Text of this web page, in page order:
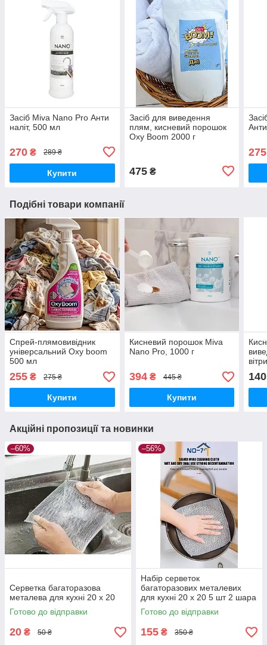
Засіб Miva Nano Pro Анти
наліт, 500 мл
270 ₴ 289 ₴
Купити
Засіб для виведення
плям, кисневий порошок
Oxy Boom 2000 г
475₴
275
Подібні товари компанії
Спрей-плямовивідник
універсальний Oxy boom
500 мл
255 ₴ 275 ₴
Купити
Кисневий порошок Miva
Nano Pro, 1000 г
394₴ 445 ₴
Купити
140
Акційні пропозиції та новинки
–60%
Серветка багаторазова
металева для кухні 20 х 20
Готово до відправки
20 ₴ 50 ₴
–56%
Набір серветок
багаторазових металевих
для кухні 20 х 20 5 шт 2 шара
Готово до відправки
155 ₴ 350 ₴